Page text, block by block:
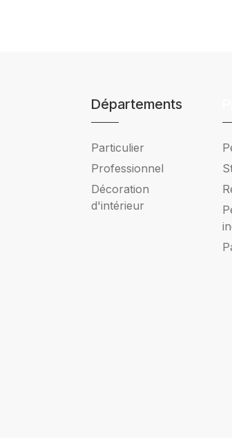
Départements
Particulier
Professionnel
Décoration
d'intérieur